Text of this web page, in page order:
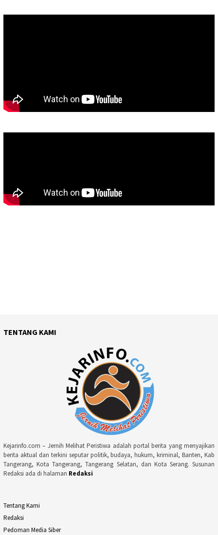
TENTANG KAMI
Kejarinfo.com – Jernih Melihat Peristiwa adalah portal berita yang menyajikan
berita aktual dan terkini seputar politik, budaya, hukum, kriminal, Banten, Kab
Tangerang, Kota Tangerang, Tangerang Selatan, dan Kota Serang. Susunan
Redaksi ada di halaman Redaksi
Tentang Kami
Redaksi
Pedoman Media Siber